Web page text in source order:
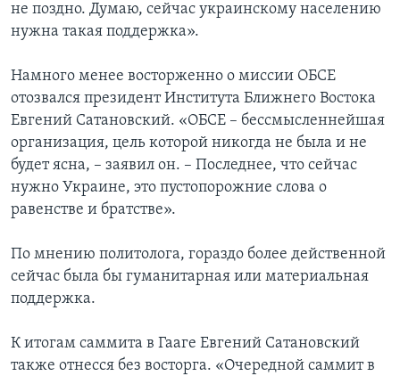
не поздно. Думаю, сейчас украинскому населению
нужна такая поддержка».
Намного менее восторженно о миссии ОБСЕ
отозвался президент Института Ближнего Востока
Евгений Сатановский. «ОБСЕ – бессмысленнейшая
организация, цель которой никогда не была и не
будет ясна, – заявил он. – Последнее, что сейчас
нужно Украине, это пустопорожние слова о
равенстве и братстве».
По мнению политолога, гораздо более действенной
сейчас была бы гуманитарная или материальная
поддержка.
К итогам саммита в Гааге Евгений Сатановский
также отнесся без восторга. «Очередной саммит в